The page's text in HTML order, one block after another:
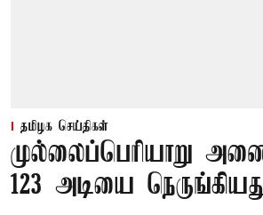
தமிழக செய்திகள்
முல்லைப்பெரியாறு
123 அடியை